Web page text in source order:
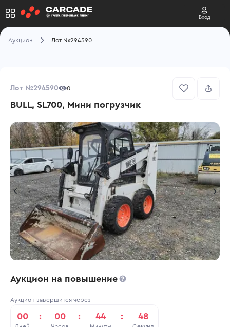
Вход
Аукцион Лот №294590
Лот №294590 0
BULL, SL700, Мини погрузчик
Аукцион на повышение
Аукцион завершится через
00 : 00 : 44 : 47